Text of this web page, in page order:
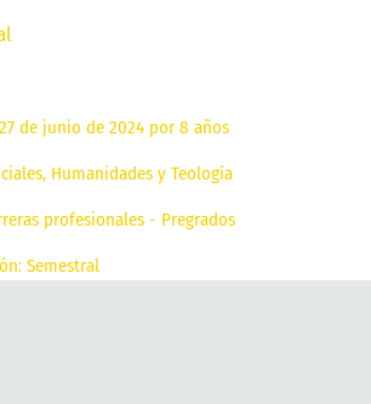
de junio de 2024 por 8 años
Humanidades y Teología
profesionales - Pregrados
Semestral